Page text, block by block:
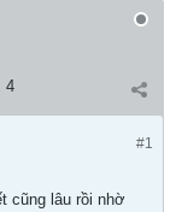
4
#1
cũng lâu rồi nhờ